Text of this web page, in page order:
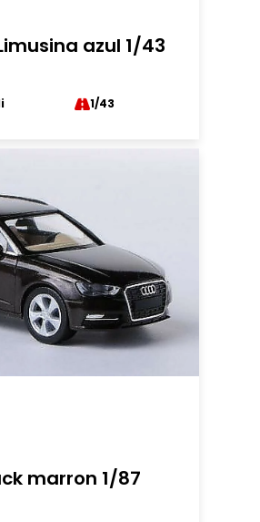
azul 1/43
1/43
marron 1/87